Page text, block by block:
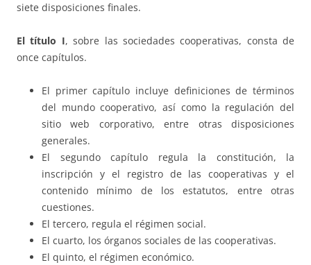
siete disposiciones finales.
El título I, sobre las sociedades cooperativas, consta de
once capítulos.
El primer capítulo incluye definiciones de términos
del mundo cooperativo, así como la regulación del
sitio web corporativo, entre otras disposiciones
generales.
El segundo capítulo regula la constitución, la
inscripción y el registro de las cooperativas y el
contenido mínimo de los estatutos, entre otras
cuestiones.
El tercero, regula el régimen social.
El cuarto, los órganos sociales de las cooperativas.
El quinto, el régimen económico.